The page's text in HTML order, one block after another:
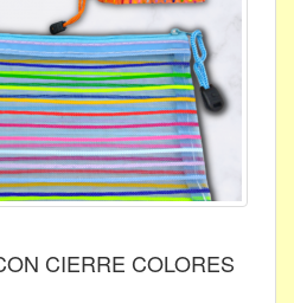
CIERRE COLORES